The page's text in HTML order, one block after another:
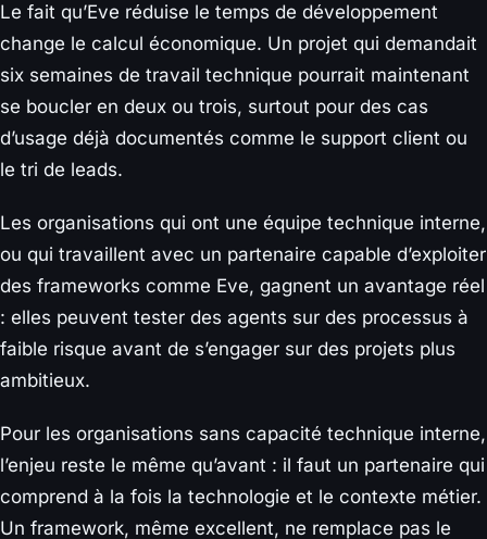
Le fait qu’Eve réduise le temps de développement
change le calcul économique. Un projet qui demandait
six semaines de travail technique pourrait maintenant
se boucler en deux ou trois, surtout pour des cas
d’usage déjà documentés comme le support client ou
le tri de leads.
Les organisations qui ont une équipe technique interne,
ou qui travaillent avec un partenaire capable d’exploiter
des frameworks comme Eve, gagnent un avantage réel
: elles peuvent tester des agents sur des processus à
faible risque avant de s’engager sur des projets plus
ambitieux.
Pour les organisations sans capacité technique interne,
l’enjeu reste le même qu’avant : il faut un partenaire qui
comprend à la fois la technologie et le contexte métier.
Un framework, même excellent, ne remplace pas le